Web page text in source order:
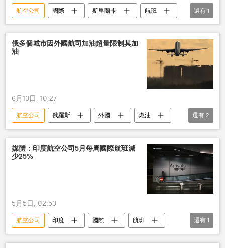
航空公司 國際 斯里蘭卡
航班
俄羅斯
還有 1
俄多個城市因外國航司加油超量限制其加
油
6月13日, 10:27
航空公司 俄羅斯 外國
燃油
加油
成本
還有 2
媒體：印度航空公司5月每周國際航班減
少25%
5月5日, 02:53
航空公司 印度 國際
航班
減少
還有 1